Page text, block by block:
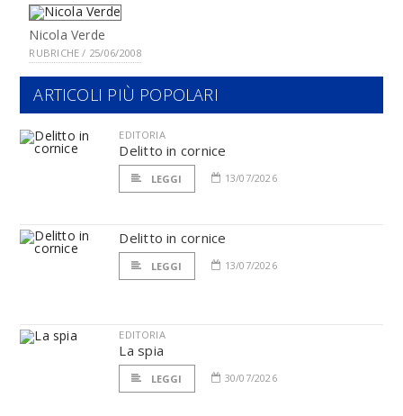
Nicola Verde
RUBRICHE / 25/06/2008
ARTICOLI PIÙ POPOLARI
EDITORIA
Delitto in cornice
LEGGI 13/07/2026
Delitto in cornice
LEGGI 13/07/2026
EDITORIA
La spia
LEGGI 30/07/2026